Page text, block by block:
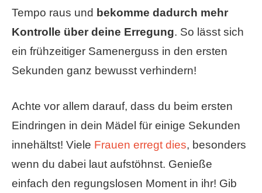
Tempo raus und bekomme dadurch mehr
Kontrolle über deine Erregung. So lässt sich
ein frühzeitiger Samenerguss in den ersten
Sekunden ganz bewusst verhindern!
Achte vor allem darauf, dass du beim ersten
Eindringen in dein Mädel für einige Sekunden
innehältst! Viele Frauen erregt dies, besonders
wenn du dabei laut aufstöhnst. Genieße
einfach den regungslosen Moment in ihr! Gib